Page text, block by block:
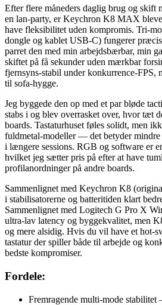
Efter flere måneders daglig brug og skift
en lan-party, er Keychron K8 MAX
have fleksibilitet uden kompromis. Tri-
dongle og kablet USB-C) fungerer
parret den med min arbejdsbærbar, min
skiftet på få sekunder uden mærkbar
fjernsyns-stabil under konkurrence-FPS,
til sofa-hygge.
Jeg byggede den op med et par bløde
stabs i og blev overrasket over, hvor tæt
boards. Tastaturhuset føles solidt, men
fuldmetal-modeller — det betyder
i længere sessions. RGB og software er
hvilket jeg sætter pris på efter at have
profilanordninger på andre boards.
Sammenlignet med Keychron K8
i stabilisatorerne og batteritiden klart
Sammenlignet med Logitech G Pro X
ultra-lav latency og byggekvalitet, men
og mere alsidig. Hvis du vil have et hot-
tastatur der spiller både til arbejde og
bedste kompromiser.
Fordele:
Fremragende multi-mode